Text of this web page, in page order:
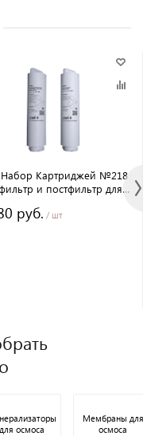
Картриджей №218
и постфильтр для
руб. / шт
для осмоса
Мембраны для
осмоса